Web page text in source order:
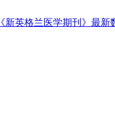
《新英格兰医学期刊》最